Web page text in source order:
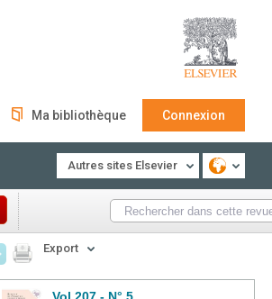
Ma bibliothèque Connexion
Autres sites Elsevier
Export